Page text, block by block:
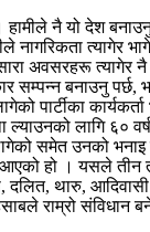
हामीले नै यो देश
नागरिकता त्यागेर
अवसरहरू त्यागेर
सम्पन्न बनाउनु
पार्टीका
लागि ६०
समेत उनको भनाइ
आएको हो । यसले तीन
दलित, थारु,
राम्रो संविधान